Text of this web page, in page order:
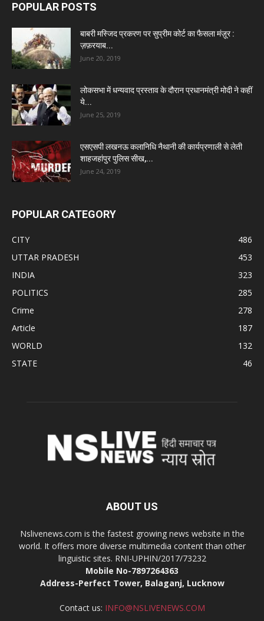
POPULAR POSTS
बाबरी मस्जिद प्रकरण पर सुप्रीम कोर्ट का फैसला मंज़ूर :
ज़फ़रयाब...
June 20, 2019
लोकसभा में धन्यवाद प्रस्ताव के दौरान प्रधानमंत्री मोदी ने कहीं
ये...
June 25, 2019
एसएसपी लखनऊ कलानिधि नैथानी की कार्यप्रणाली से लेती
शाहजहांपुर पुलिस सीख,...
June 24, 2019
POPULAR CATEGORY
CITY
486
UTTAR PRADESH
453
INDIA
323
POLITICS
285
Crime
278
Article
187
WORLD
132
STATE
46
ABOUT US
Nslivenews.com is the fastest growing news website in the
world. It offers more diverse multimedia content than other
linguistic sites. RNI-UPHIN/2017/73232
Mobile No-7897264363
Address-Perfect Tower, Balaganj, Lucknow
Contact us: INFO@NSLIVENEWS.COM